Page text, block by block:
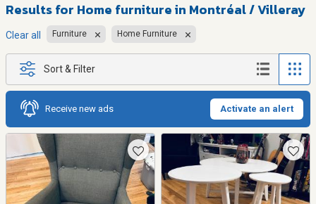
Results for Home furniture in Montréal / Villeray
Clear all Furniture Home Furniture
Sort & Filter
Receive new ads Activate an alert